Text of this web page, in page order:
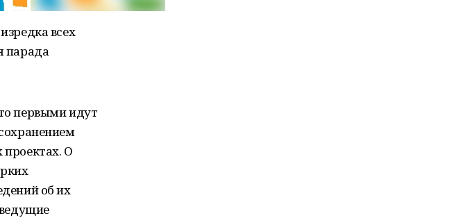
всех
парада
первыми идут
О
об их